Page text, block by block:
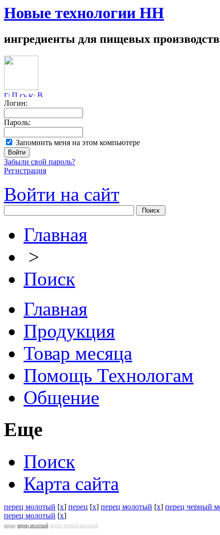
Новые технологии НН
ингредиенты для пищевых производств
Логин:
Пароль:
Запомнить меня на этом компьютере
Забыли свой пароль?
Регистрация
Войти на сайт
Главная
>
Поиск
Главная
Продукция
Товар месяца
Помощь Технологам
Общение
Еще
Поиск
Карта сайта
перец молотый [x] перец [x] перец молотый [x] перец черный
перец молотый [x]
перец перец молотый перец черный молотый